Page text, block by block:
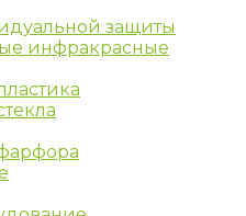
защиты
инфракрасные